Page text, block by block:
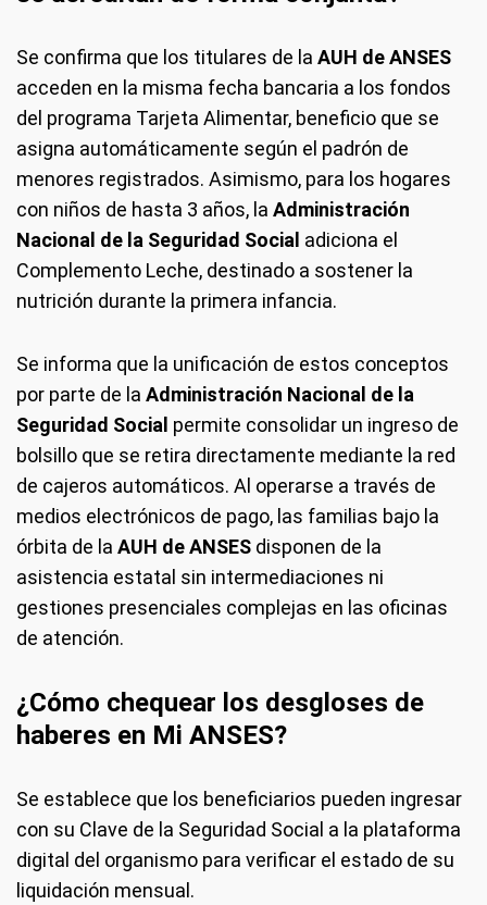
Se confirma que los titulares de la AUH de ANSES
acceden en la misma fecha bancaria a los fondos
del programa Tarjeta Alimentar, beneficio que se
asigna automáticamente según el padrón de
menores registrados. Asimismo, para los hogares
con niños de hasta 3 años, la Administración
Nacional de la Seguridad Social adiciona el
Complemento Leche, destinado a sostener la
nutrición durante la primera infancia.
Se informa que la unificación de estos conceptos
por parte de la Administración Nacional de la
Seguridad Social permite consolidar un ingreso de
bolsillo que se retira directamente mediante la red
de cajeros automáticos. Al operarse a través de
medios electrónicos de pago, las familias bajo la
órbita de la AUH de ANSES disponen de la
asistencia estatal sin intermediaciones ni
gestiones presenciales complejas en las oficinas
de atención.
¿Cómo chequear los desgloses de
haberes en Mi ANSES?
Se establece que los beneficiarios pueden ingresar
con su Clave de la Seguridad Social a la plataforma
digital del organismo para verificar el estado de su
liquidación mensual.